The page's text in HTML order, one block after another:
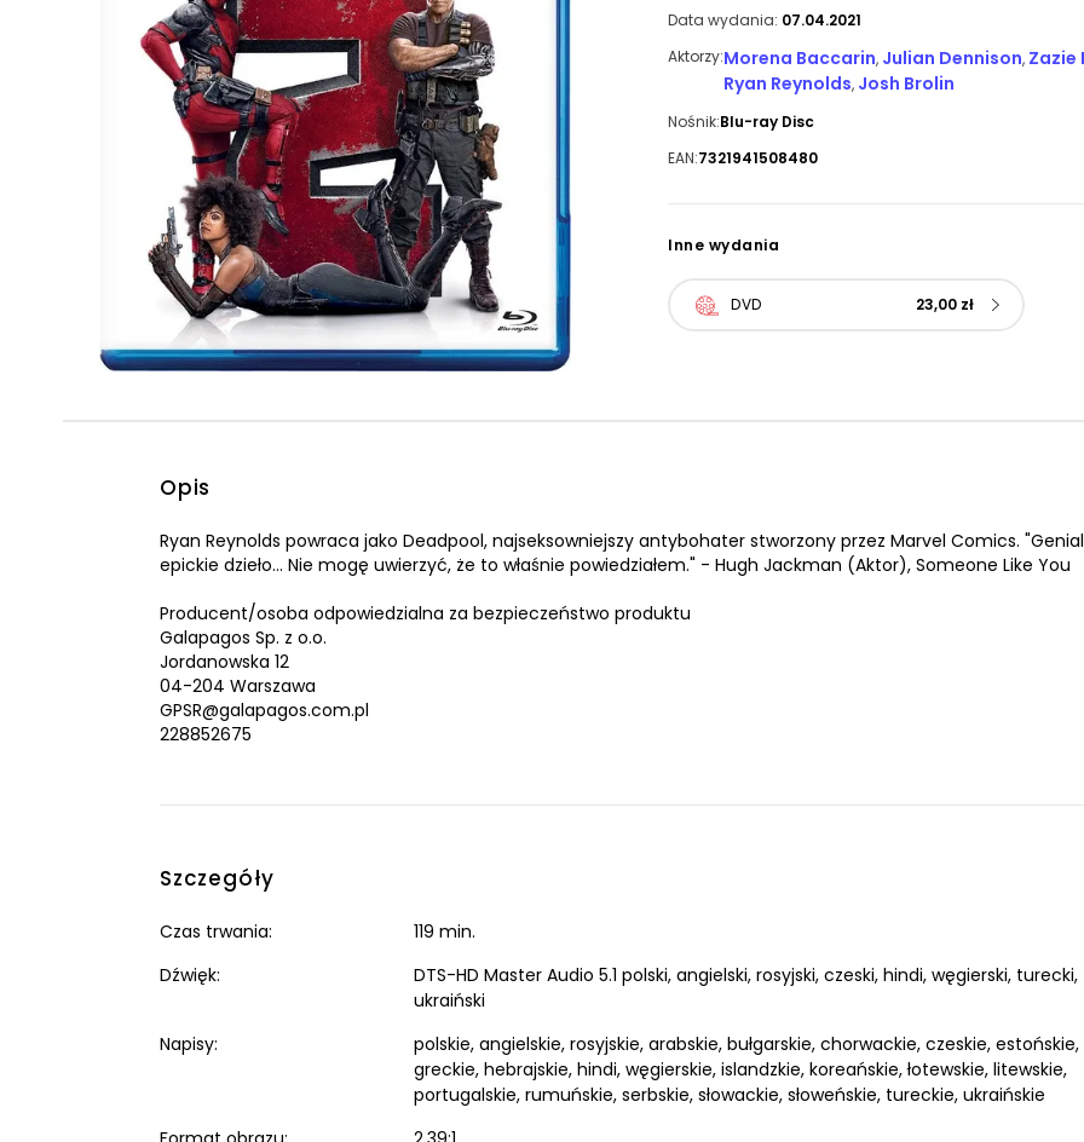
Data wydania: 07.04.2021
Aktorzy:Morena Baccarin, Julian Dennison, Zazie
Ryan Reynolds, Josh Brolin
Nośnik:Blu-ray Disc
EAN:7321941508480
Inne wydania
DVD 23,00 zł
Opis
Ryan Reynolds powraca jako Deadpool, najseksowniejszy antybohater stworzony przez Marvel Comics.
epickie dzieło… Nie mogę uwierzyć, że to właśnie powiedziałem." - Hugh Jackman (Aktor), Someone Like You
Producent/osoba odpowiedzialna za bezpieczeństwo produktu
Galapagos Sp. z o.o.
Jordanowska 12
04-204 Warszawa
GPSR@galapagos.com.pl
228852675
Szczegóły
Czas trwania:
119 min.
Dźwięk:
DTS-HD Master Audio 5.1 polski, angielski, rosyjski, czeski, hindi, węgierski, turecki,
ukraiński
Napisy:
polskie, angielskie, rosyjskie, arabskie, bułgarskie, chorwackie, czeskie, estońskie,
greckie, hebrajskie, hindi, węgierskie, islandzkie, koreańskie, łotewskie, litewskie,
portugalskie, rumuńskie, serbskie, słowackie, słoweńskie, tureckie, ukraińskie
Powiększony kursor
Pomoc w czytaniu
Podkreślenie linków